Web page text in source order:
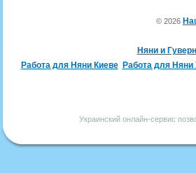
© 2026
Няни и
Работа для Няни Киеве
Работа для Няни
Украинский онлайн-сервис